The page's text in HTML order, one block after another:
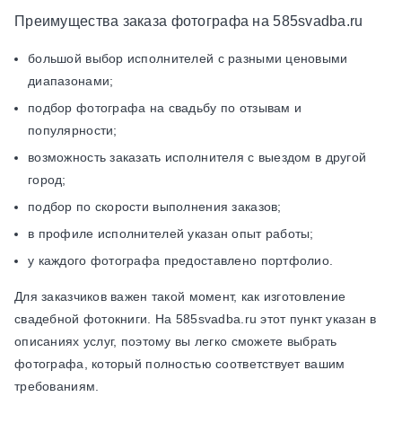
Преимущества заказа фотографа на 585svadba.ru
большой выбор исполнителей с разными ценовыми
диапазонами;
подбор фотографа на свадьбу по отзывам и
популярности;
возможность заказать исполнителя с выездом в другой
город;
подбор по скорости выполнения заказов;
в профиле исполнителей указан опыт работы;
у каждого фотографа предоставлено портфолио.
Для заказчиков важен такой момент, как изготовление
свадебной фотокниги. На 585svadba.ru этот пункт указан в
описаниях услуг, поэтому вы легко сможете выбрать
фотографа, который полностью соответствует вашим
требованиям.